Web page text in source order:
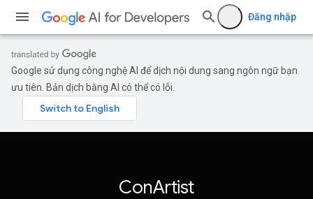
Đăng nhập
Google sử dụng công nghệ AI để dịch nội dung sang ngôn ngữ bạn
ưu tiên. Bản dịch bằng AI có thể có lỗi.
ConArtist